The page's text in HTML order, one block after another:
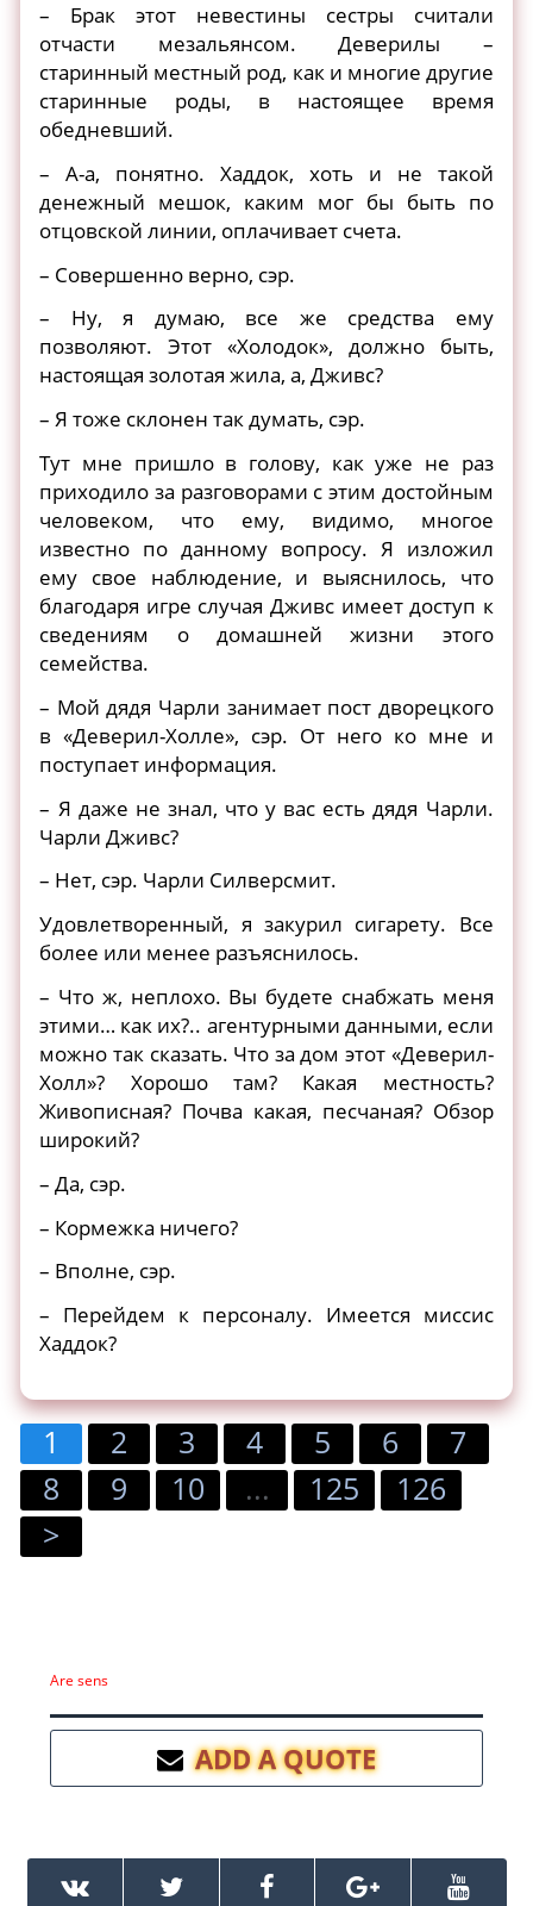
– Брак этот невестины сестры считали
отчасти мезальянсом. Деверилы –
старинный местный род, как и многие другие
старинные роды, в настоящее время
обедневший.
– А-а, понятно. Хаддок, хоть и не такой
денежный мешок, каким мог бы быть по
отцовской линии, оплачивает счета.
– Совершенно верно, сэр.
– Ну, я думаю, все же средства ему
позволяют. Этот «Холодок», должно быть,
настоящая золотая жила, а, Дживс?
– Я тоже склонен так думать, сэр.
Тут мне пришло в голову, как уже не раз
приходило за разговорами с этим достойным
человеком, что ему, видимо, многое
известно по данному вопросу. Я изложил
ему свое наблюдение, и выяснилось, что
благодаря игре случая Дживс имеет доступ к
сведениям о домашней жизни этого
семейства.
– Мой дядя Чарли занимает пост дворецкого
в «Деверил-Холле», сэр. От него ко мне и
поступает информация.
– Я даже не знал, что у вас есть дядя Чарли.
Чарли Дживс?
– Нет, сэр. Чарли Силверсмит.
Удовлетворенный, я закурил сигарету. Все
более или менее разъяснилось.
– Что ж, неплохо. Вы будете снабжать меня
этими… как их?.. агентурными данными, если
можно так сказать. Что за дом этот «Деверил-
Холл»? Хорошо там? Какая местность?
Живописная? Почва какая, песчаная? Обзор
широкий?
– Да, сэр.
– Кормежка ничего?
– Вполне, сэр.
– Перейдем к персоналу. Имеется миссис
Хаддок?
1 2 3 4 5 6
7
8
9 10 ... 125
126
>
Are sens
ADD A QUOTE